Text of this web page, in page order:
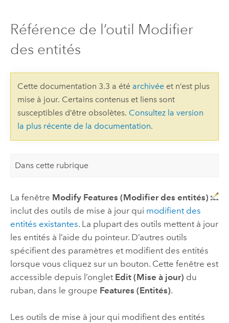
Référence de l’outil Modifier
des entités
Cette documentation 3.3 a été archivéeet n’est plus
mise à jour. Certains contenus et liens sont
susceptibles d’être obsolètes. Consultez la version
la plus récente de la documentation.
Dans cette rubrique
La fenêtre Modify Features (Modifier des entités)
inclut des outils de mise à jour qui modifient des
entités existantes. La plupart des outils mettent à jour
les entités à l’aide du pointeur. D’autres outils
spécifient des paramètres et modifient des entités
lorsque vous cliquez sur un bouton. Cette fenêtre est
accessible depuis l’onglet Edit (Mise à jour) du
ruban, dans le groupe Features (Entités).
Les outils de mise à jour qui modifient des entités